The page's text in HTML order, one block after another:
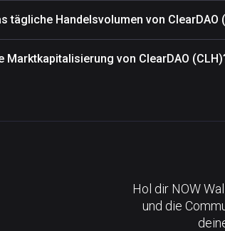
tägliche Handelsvolumen von ClearDAO
Marktkapitalisierung von ClearDAO
Hol dir NOW
und die